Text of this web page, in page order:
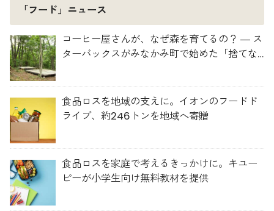
「フード」ニュース
コーヒー屋さんが、なぜ森を育てるの？ ― ス
ターバックスがみなかみ町で始めた「捨てな
食品ロスを地域の支えに。イオンのフードド
ライブ、約246トンを地域へ寄贈
食品ロスを家庭で考えるきっかけに。キユー
ピーが小学生向け無料教材を提供